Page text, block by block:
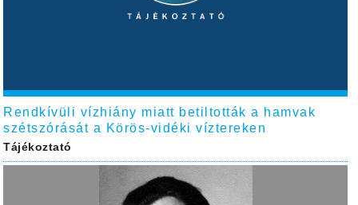
Rendkívüli vízhiány miatt betiltották a hamvak
szétszórását a Körös-vidéki víztereken
Tájékoztató